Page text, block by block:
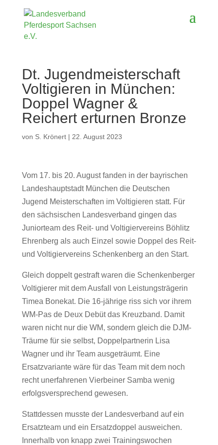
Dt. Jugendmeisterschaft
Voltigieren in München:
Doppel Wagner &
Reichert erturnen Bronze
von S. Krönert| 22. August 2023
Vom 17. bis 20. August fanden in der bayrischen
Landeshauptstadt München die Deutschen
Jugend Meisterschaften im Voltigieren statt. Für
den sächsischen Landesverband gingen das
Juniorteam des Reit- und Voltigiervereins Böhlitz
Ehrenberg als auch Einzel sowie Doppel des Reit-
und Voltigiervereins Schenkenberg an den Start.
Gleich doppelt gestraft waren die Schenkenberger
Voltigierer mit dem Ausfall von Leistungsträgerin
Timea Bonekat. Die 16-jährige riss sich vor ihrem
WM-Pas de Deux Debüt das Kreuzband. Damit
waren nicht nur die WM, sondern gleich die DJM-
Träume für sie selbst, Doppelpartnerin Lisa
Wagner und ihr Team ausgeträumt. Eine
Ersatzvariante wäre für das Team mit dem noch
recht unerfahrenen Vierbeiner Samba wenig
erfolgsversprechend gewesen.
Stattdessen musste der Landesverband auf ein
Ersatzteam und ein Ersatzdoppel ausweichen.
Innerhalb von knapp zwei Trainingswochen